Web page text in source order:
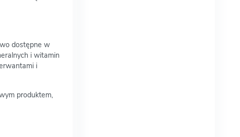
dostępne w
i witamin
i
produktem,